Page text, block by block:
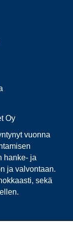
Oy
vuonna
hanke- ja
ja valvontaan.
sekä